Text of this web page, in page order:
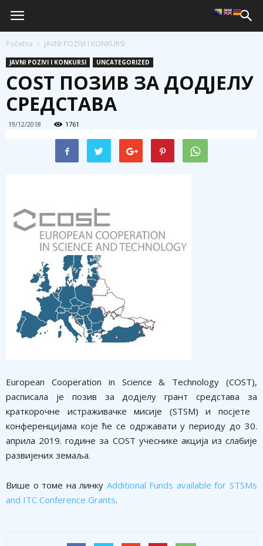
Početna JAVNI POZIVI I KONKURSI
JAVNI POZIVI I KONKURSI UNCATEGORIZED
COST ПОЗИВ ЗА ДОДЈЕЛУ
СРЕДСТАВА
19/12/2018 1761
​​European Cooperation in Science & Technology (COST),
расписала је позив за додјелу грант средстава за
краткорочне истраживачке мисије (STSM) и посјете ​
конференцијама које ће се одржавати у периоду до 30.
априла 2019. године за COST учеснике акција из слабије
развијених земаља.
Више о томе на линку Additional Funds available for STSMs
and ITC Conference Grants​.​